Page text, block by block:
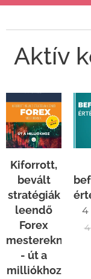
Aktív
Kiforrott,
bevált
stratégiák
leendő
Forex
mestereknek
- út a
milliókhoz
4